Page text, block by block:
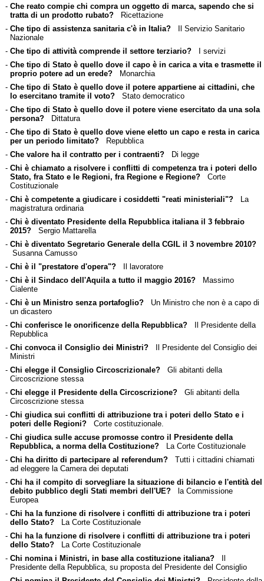
- Che reato compie chi compra un oggetto di marca, sapendo che si
tratta di un prodotto rubato?Ricettazione
- Che tipo di assistenza sanitaria c'è in Italia?Il Servizio Sanitario
Nazionale
- Che tipo di attività comprende il settore terziario?I servizi
- Che tipo di Stato è quello dove il capo è in carica a vita e trasmette il
proprio potere ad un erede?Monarchia
- Che tipo di Stato è quello dove il potere appartiene ai cittadini, che
lo esercitano tramite il voto?Stato democratico
- Che tipo di Stato è quello dove il potere viene esercitato da una sola
persona?Dittatura
- Che tipo di Stato è quello dove viene eletto un capo e resta in carica
per un periodo limitato?Repubblica
- Che valore ha il contratto per i contraenti?Di legge
- Chi è chiamato a risolvere i conflitti di competenza tra i poteri dello
Stato, fra Stato e le Regioni, fra Regione e Regione?Corte
Costituzionale
- Chi è competente a giudicare i cosiddetti "reati ministeriali"?La
magistratura ordinaria
- Chi è diventato Presidente della Repubblica italiana il 3 febbraio
2015?Sergio Mattarella
- Chi è diventato Segretario Generale della CGIL il 3 novembre 2010?
Susanna Camusso
- Chi è il "prestatore d'opera"?Il lavoratore
- Chi è il Sindaco dell'Aquila a tutto il maggio 2016?Massimo
Cialente
- Chi è un Ministro senza portafoglio?Un Ministro che non è a capo di
un dicastero
- Chi conferisce le onorificenze della Repubblica?Il Presidente della
Repubblica
- Chi convoca il Consiglio dei Ministri?Il Presidente del Consiglio dei
Ministri
- Chi elegge il Consiglio Circoscrizionale?Gli abitanti della
Circoscrizione stessa
- Chi elegge il Presidente della Circoscrizione?Gli abitanti della
Circoscrizione stessa
- Chi giudica sui conflitti di attribuzione tra i poteri dello Stato e i
poteri delle Regioni?Corte costituzionale.
- Chi giudica sulle accuse promosse contro il Presidente della
Repubblica, a norma della Costituzione?La Corte Costituzionale
- Chi ha diritto di partecipare al referendum?Tutti i cittadini chiamati
ad eleggere la Camera dei deputati
- Chi ha il compito di sorvegliare la situazione di bilancio e l'entità del
debito pubblico degli Stati membri dell'UE?la Commissione
Europea
- Chi ha la funzione di risolvere i conflitti di attribuzione tra i poteri
dello Stato?La Corte Costituzionale
- Chi ha la funzione di risolvere i conflitti di attribuzione tra i poteri
dello Stato?La Corte Costituzionale
- Chi nomina i Ministri, in base alla costituzione italiana?Il
Presidente della Repubblica, su proposta del Presidente del Consiglio